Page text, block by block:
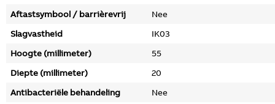
Aftastsymbool / barrièrevrij
Nee
Slagvastheid
IK03
Hoogte (millimeter)
55
Diepte (millimeter)
20
Antibacteriële behandeling
Nee